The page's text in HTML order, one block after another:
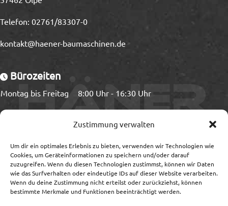
Zustimmung verwalten
Um dir ein optimales Erlebnis zu bieten, verwenden wir Technologien wie
Cookies, um Geräteinformationen zu speichern und/oder darauf
zuzugreifen. Wenn du diesen Technologien zustimmst, können wir Daten
wie das Surfverhalten oder eindeutige IDs auf dieser Website verarbeiten.
Wenn du deine Zustimmung nicht erteilst oder zurückziehst, können
bestimmte Merkmale und Funktionen beeinträchtigt werden.
Telefon: 02761/83307-0
kontakt@haener-baumaschinen.de
Bürozeiten
Montag bis Freitag 8:00 Uhr - 16:30 Uhr
Montag bis Freitag 8:00 Uhr - 15:00 Uhr
Information